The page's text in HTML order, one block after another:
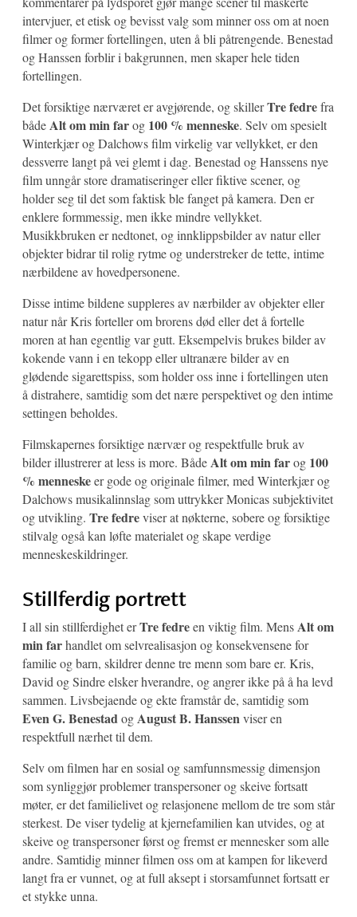
intervjuer, et etisk og bevisst valg som minner oss om at noen
filmer og former fortellingen, uten å bli påtrengende. Benestad
og Hanssen forblir i bakgrunnen, men skaper hele tiden
fortellingen.
Det forsiktige nærværet er avgjørende, og skillerTre fedrefra
bådeAlt om min farog 100 % menneske. Selv om spesielt
Winterkjær og Dalchows film virkelig var vellykket, er den
dessverre langt på vei glemt i dag. Benestad og Hanssens nye
film unngår store dramatiseringer eller fiktive scener, og
holder seg til det som faktisk ble fanget på kamera. Den er
enklere formmessig, men ikke mindre vellykket.
Musikkbruken er nedtonet, og innklippsbilder av natur eller
objekter bidrar til rolig rytme og understreker de tette, intime
nærbildene av hovedpersonene.
Disse intime bildene suppleres av nærbilder av objekter eller
natur når Kris forteller om brorens død eller det å fortelle
moren at han egentlig var gutt. Eksempelvis brukes bilder av
kokende vann i en tekopp eller ultranære bilder av en
glødende sigarettspiss, som holder oss inne i fortellingen uten
å distrahere, samtidig som det nære perspektivet og den intime
settingen beholdes.
Filmskapernes forsiktige nærvær og respektfulle bruk av
bilder illustrerer at less is more. BådeAlt om min farog 100
% menneskeer gode og originale filmer, med Winterkjær og
Dalchows musikalinnslag som uttrykker Monicas subjektivitet
og utvikling. Tre fedreviser at nøkterne, sobere og forsiktige
stilvalg også kan løfte materialet og skape verdige
menneskeskildringer.
Stillferdig portrett
I all sin stillferdighet erTre fedreen viktig film. MensAlt om
min farhandlet om selvrealisasjon og konsekvensene for
familie og barn, skildrer denne tre menn som bare er. Kris,
David og Sindre elsker hverandre, og angrer ikke på å ha levd
sammen. Livsbejaende og ekte framstår de, samtidig som
Even G. BenestadogAugust B. Hanssenviser en
respektfull nærhet til dem.
Selv om filmen har en sosial og samfunnsmessig dimensjon
som synliggjør problemer transpersoner og skeive fortsatt
møter, er det familielivet og relasjonene mellom de tre som står
sterkest. De viser tydelig at kjernefamilien kan utvides, og at
skeive og transpersoner først og fremst er mennesker som alle
andre. Samtidig minner filmen oss om at kampen for likeverd
langt fra er vunnet, og at full aksept i storsamfunnet fortsatt er
et stykke unna.